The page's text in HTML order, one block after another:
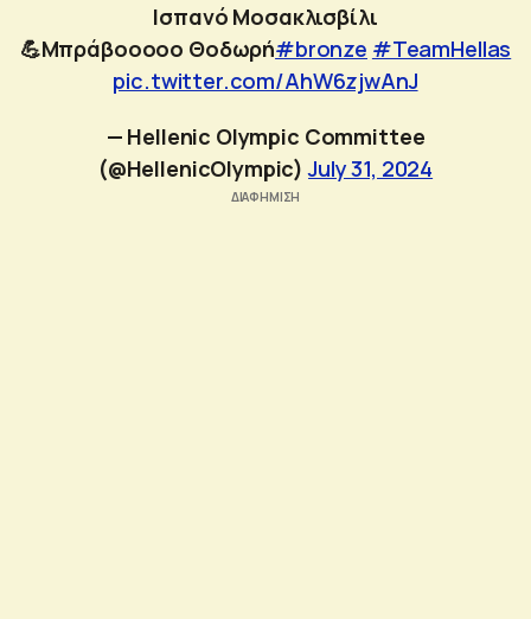
Ισπανό Μοσακλισβίλι
💪Μπράβοοοοο Θοδωρή#bronze #TeamHellas
pic.twitter.com/AhW6zjwAnJ
— Ηellenic Olympic Committee
(@HellenicOlympic)July 31, 2024